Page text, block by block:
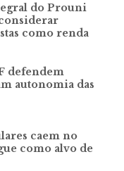
do Prouni
como renda
defendem
autonomia das
caem no
como alvo de